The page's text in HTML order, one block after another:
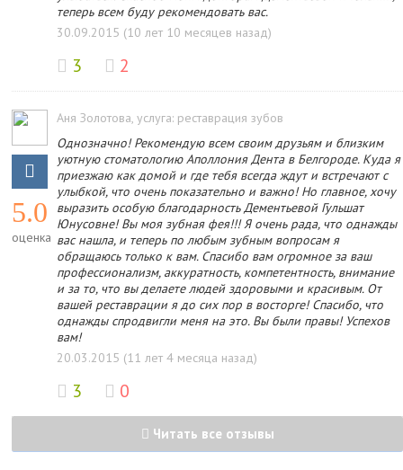
теперь всем буду рекомендовать вас.
30.09.2015 (10 лет 10 месяцев назад)
3 2
5.0
оценка
Аня Золотова, услуга: реставрация зубов
Однозначно! Рекомендую всем своим друзьям и близким
уютную стоматологию Аполлония Дента в Белгороде. Куда я
приезжаю как домой и где тебя всегда ждут и встречают с
улыбкой, что очень показательно и важно! Но главное, хочу
выразить особую благодарность Дементьевой Гульшат
Юнусовне! Вы моя зубная фея!!! Я очень рада, что однажды
вас нашла, и теперь по любым зубным вопросам я
обращаюсь только к вам. Спасибо вам огромное за ваш
профессионализм, аккуратность, компетентность, внимание
и за то, что вы делаете людей здоровыми и красивым. От
вашей реставрации я до сих пор в восторге! Спасибо, что
однажды спродвигли меня на это. Вы были правы! Успехов
вам!
20.03.2015 (11 лет 4 месяца назад)
3 0
Читать все отзывы